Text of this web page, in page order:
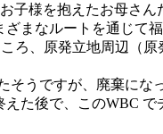
子様を抱えたお母さ
まなルートを通じて
ろ、原発立地周辺（
うですが、廃棄にな
た後で、このWBC